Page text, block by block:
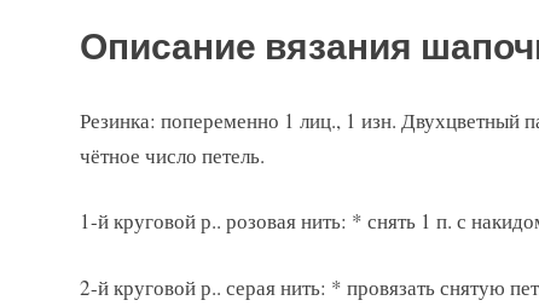
Описание вязания
Резинка: попеременно 1 лиц., 1 изн. Двухцветный
чётное число петель.
1-й круговой р.. розовая нить: * снять 1 п. с
2-й круговой р.. серая нить: * провязать снятую